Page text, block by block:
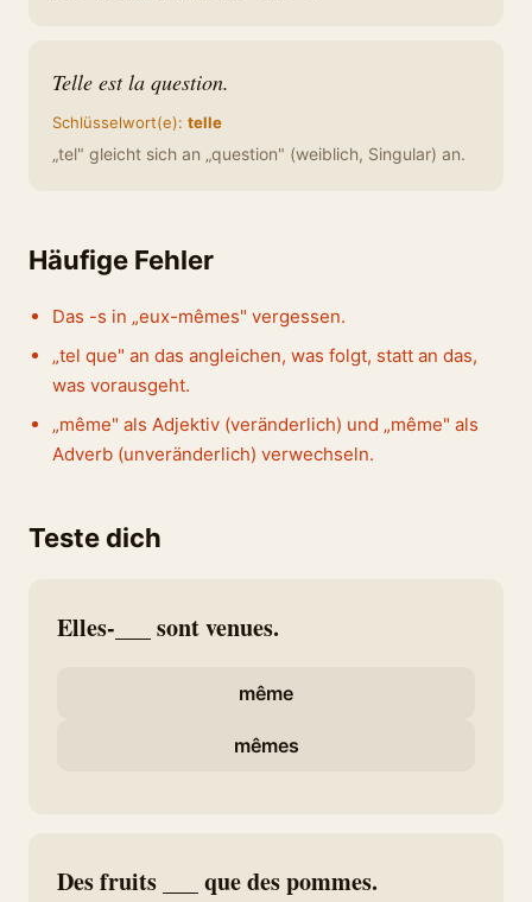
Telle est la question.
Schlüsselwort(e): telle
„tel" gleicht sich an „question" (weiblich, Singular) an.
Häufige Fehler
Das -s in „eux-mêmes" vergessen.
„tel que" an das angleichen, was folgt, statt an das,
was vorausgeht.
„même" als Adjektiv (veränderlich) und „même" als
Adverb (unveränderlich) verwechseln.
Teste dich
Elles-___ sont venues.
même
mêmes
Des fruits ___ que des pommes.